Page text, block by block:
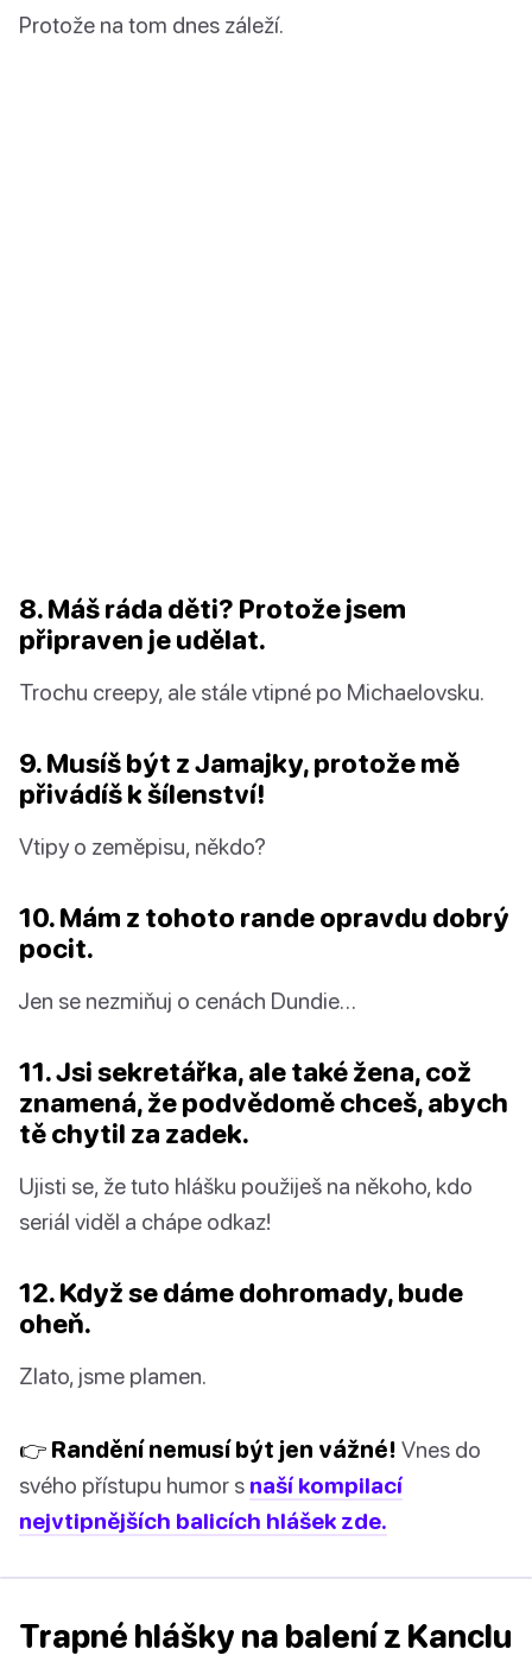
Protože na tom dnes záleží.
8. Máš ráda děti? Protože jsem
připraven je udělat.
Trochu creepy, ale stále vtipné po Michaelovsku.
9. Musíš být z Jamajky, protože mě
přivádíš k šílenství!
Vtipy o zeměpisu, někdo?
10. Mám z tohoto rande opravdu dobrý
pocit.
Jen se nezmiňuj o cenách Dundie…
11. Jsi sekretářka, ale také žena, což
znamená, že podvědomě chceš, abych
tě chytil za zadek.
Ujisti se, že tuto hlášku použiješ na někoho, kdo
seriál viděl a chápe odkaz!
12. Když se dáme dohromady, bude
oheň.
Zlato, jsme plamen.
👉 Randění nemusí být jen vážné! Vnes do
svého přístupu humor s naší kompilací
nejvtipnějších balicích hlášek zde.
Trapné hlášky na balení z Kanclu